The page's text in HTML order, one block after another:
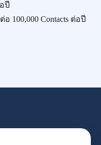
ปี
ต่อ 100,000 Contacts ต่อปี